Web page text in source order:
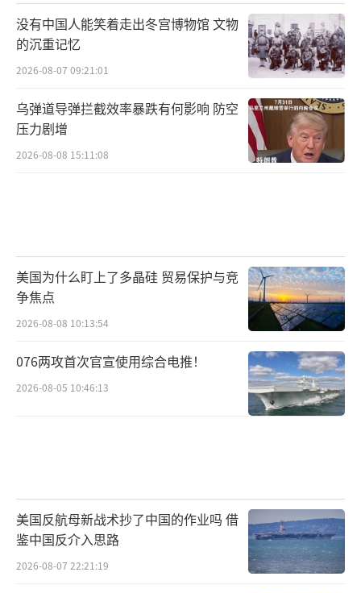
没有中国人能笑着走出冬宫博物馆 文物
的沉重记忆
2026-08-07 09:21:01
乌弹道导弹拦截效率暴跌有何影响 防空
压力剧增
2026-08-08 15:11:08
美国为什么盯上了多晶硅 贸易保护与竞
争焦点
2026-08-08 10:13:54
076两攻首次官宣使用综合电推！
2026-08-05 10:46:13
美国反航母新战术抄了中国的作业吗 借
鉴中国反介入思路
2026-08-07 22:21:19